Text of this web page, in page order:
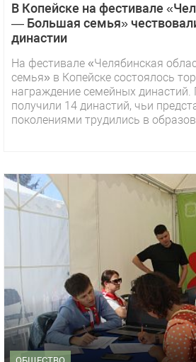
В Копейске на фестивале
— Большая семья»
династии
На фестивале «Челябинская
семья» в Копейске состоялось
награждение семейных династий.
получили 14 династий, чьи
поколениями трудились в